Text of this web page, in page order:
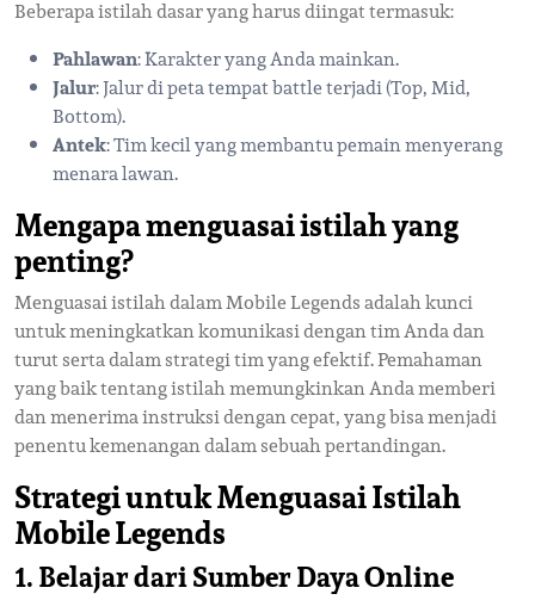
Beberapa istilah dasar yang harus diingat termasuk:
Pahlawan: Karakter yang Anda mainkan.
Jalur: Jalur di peta tempat battle terjadi (Top, Mid,
Bottom).
Antek: Tim kecil yang membantu pemain menyerang
menara lawan.
Mengapa menguasai istilah yang
penting?
Menguasai istilah dalam Mobile Legends adalah kunci
untuk meningkatkan komunikasi dengan tim Anda dan
turut serta dalam strategi tim yang efektif. Pemahaman
yang baik tentang istilah memungkinkan Anda memberi
dan menerima instruksi dengan cepat, yang bisa menjadi
penentu kemenangan dalam sebuah pertandingan.
Strategi untuk Menguasai Istilah
Mobile Legends
1.Belajar dari Sumber Daya Online